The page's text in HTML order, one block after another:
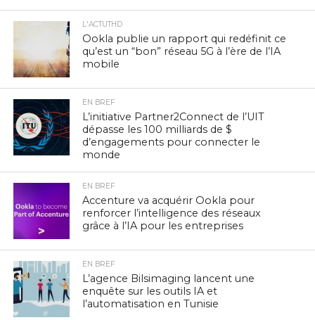
L'ACTUTHD
Ookla publie un rapport qui redéfinit ce
qu’est un “bon” réseau 5G à l’ère de l’IA
mobile
EN BREF
L’initiative Partner2Connect de l’UIT
dépasse les 100 milliards de $
d’engagements pour connecter le
monde
EN BREF
Accenture va acquérir Ookla pour
renforcer l’intelligence des réseaux
grâce à l’IA pour les entreprises
EN BREF
L’agence Bilsimaging lancent une
enquête sur les outils IA et
l’automatisation en Tunisie